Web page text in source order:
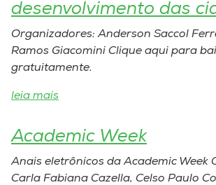
desenvolvimento das
Organizadores: Anderson Saccol
Ramos Giacomini Clique aqui para
gratuitamente.
leia mais
Academic Week
Anais eletrônicos da Academic Week
Carla Fabiana Cazella, Celso Paulo